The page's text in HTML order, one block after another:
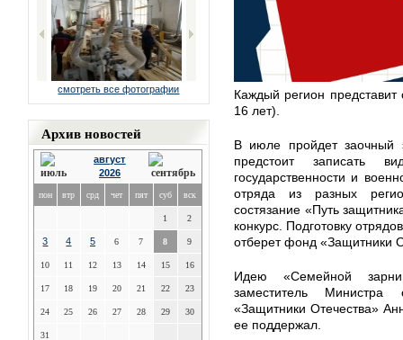
смотреть все фотографии
Архив новостей
август
2026
пон втр срд чет пят суб вск
1 2
3 4 5 6 7 8 9
10 11 12 13 14 15 16
17 18 19 20 21 22 23
24 25 26 27 28 29 30
31
Каждый регион
16 лет).
В июле пройдет заочный
предстоит записать
государственности и
отряда из разных
состязание «Путь
конкурс. Подготовку
отберет фонд «Защитники
Идею «Семейной
заместитель
«Защитники Отечества»
ее поддержал.